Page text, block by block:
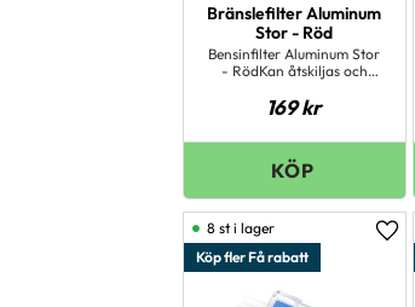
Bränslefilter Aluminum
Stor - Röd
Bensinfilter Aluminum Stor
- RödKan åtskiljas och
169kr
Köp fler Få rabatt
8 st i lager